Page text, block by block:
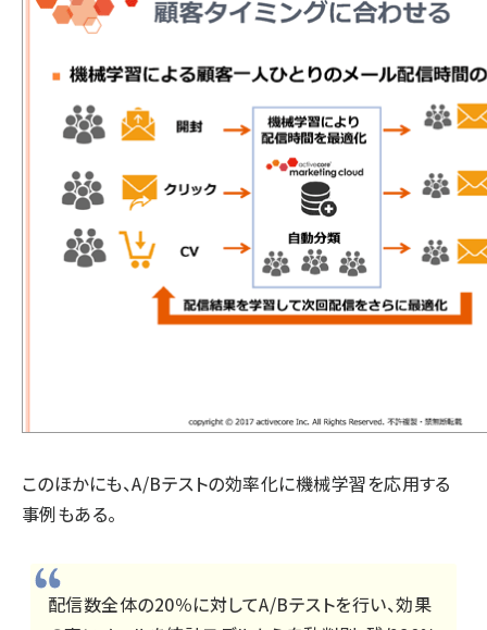
このほかにも、A/Bテストの効率化に機械学習を応用する
事例もある。
配信数全体の20％に対してA/Bテストを行い、効果